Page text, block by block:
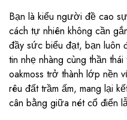
Bạn là kiểu người đề cao
cách tự nhiên không cần
đầy sức biểu đạt, bạn luôn
tin nhẹ nhàng cùng thần
oakmoss trở thành lớp nền
rêu đất trầm ấm, mang lại
cân bằng giữa nét cổ điển